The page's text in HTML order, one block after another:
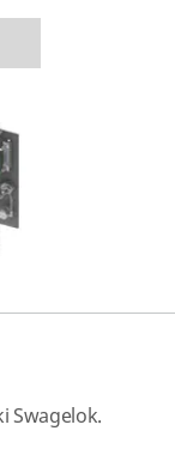
Swagelok.